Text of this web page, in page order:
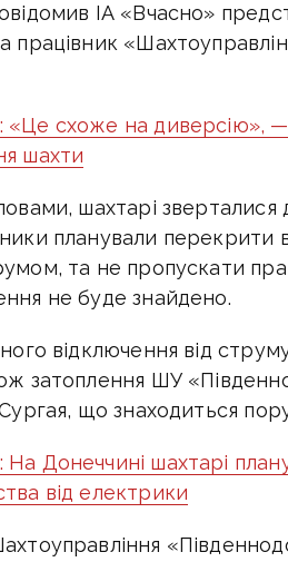
ІА «Вчасно»
працівник
схоже на диверсію», —
шахти
шахтарі
планували перекрити
та не пропускати
не буде знайдено.
відключення від
затоплення ШУ
що знаходиться
Донеччині шахтарі
від електрики